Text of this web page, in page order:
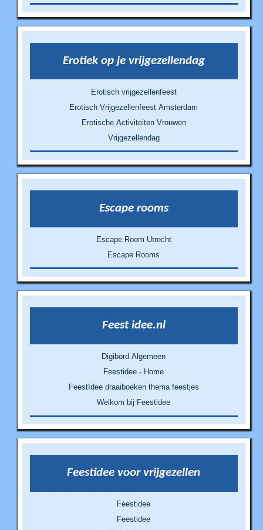
Erotiek op je vrijgezellendag
Erotisch vrijgezellenfeest
Erotisch Vrijgezellenfeest Amsterdam
Erotische Activiteiten Vrouwen
Vrijgezellendag
Escape rooms
Escape Room Utrecht
Escape Rooms
Feest idee.nl
Digibord Algemeen
Feestidee - Home
FeestIdee draaiboeken thema feestjes
Welkom bij Feestidee
Feestidee voor vrijgezellen
Feestidee
Feestidee